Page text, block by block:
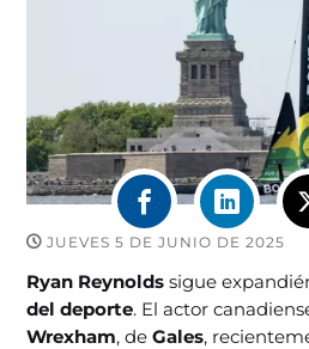
JUEVES 5 DE JUNIO DE 2025
Ryan Reynolds sigue
del deporte. El actor
Wrexham, deGales,